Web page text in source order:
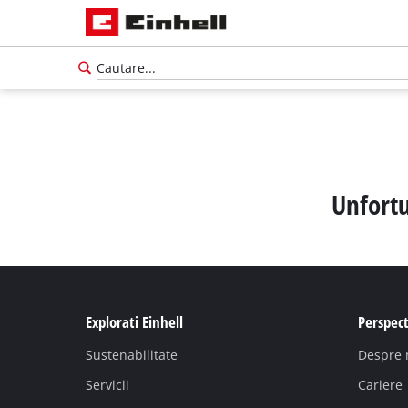
Explorati Einhell
Sustenabilitate
Servicii
Despre
Cariere